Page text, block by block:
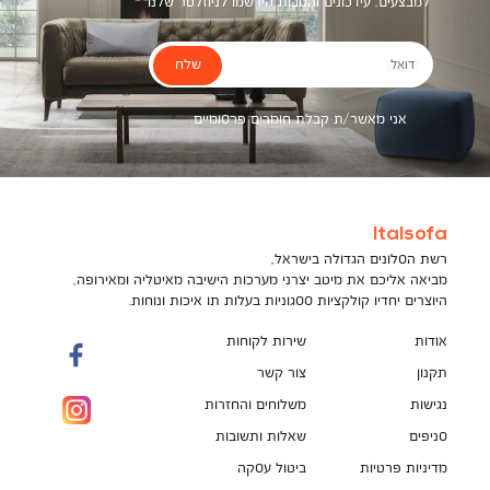
למבצעים, עידכונים והטבות הירשמו לניוזלטר שלנו
דואל
אני מאשר/ת קבלת חומרים פרסומיים
שלח
Italsofa
רשת הסלונים הגדולה בישראל,
מביאה אליכם את מיטב יצרני מערכות הישיבה מאיטליה ומאירופה,
היוצרים יחדיו קולקציות ססגוניות בעלות תו איכות ונוחות.
אודות
תקנון
נגישות
סניפים
מדיניות פרטיות
שירות לקוחות
צור קשר
משלוחים והחזרות
שאלות ותשובות
ביטול עסקה